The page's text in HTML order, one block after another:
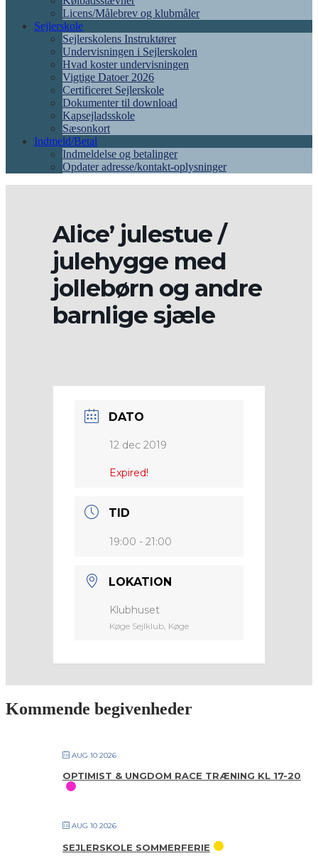
Licens/Målebrev og klubmåler
Sejlerskole
Sejlerskolens Instruktører
Undervisningen i Sejlerskolen
Hvad koster undervisningen
Vigtige Datoer 2026
Certificeret Sejlerskole
Dokumenter til download
Kapsejladsskole
Sæsonkort
Indmeld/Betal
Indmeldelse og betalinger
Opdater adresse/kontakt-oplysninger
Alice’ julestue /
julehygge med
jollebørn og andre
barnlige sjæle
DATO
12 dec 2019
Expired!
TID
19:00 - 21:00
LOKATION
Klubhuset
Køge Sejlklub, Køge
Kommende begivenheder
AUG 10 2026
OPTIMIST & UNGDOM RACE TRÆNING KL 17-20
AUG 10 2026
SEJLERSKOLE SOMMERFERIE